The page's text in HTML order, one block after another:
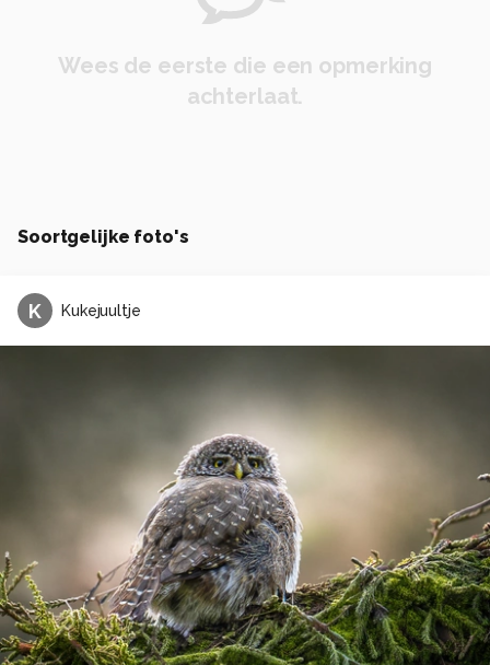
Wees de eerste die een opmerking
achterlaat.
Soortgelijke foto's
K Kukejuultje